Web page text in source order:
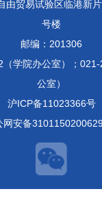
由贸易试验区临港新
号楼
邮编：201306
学院办公室）；
公室）
沪ICP备11023366号
网安备